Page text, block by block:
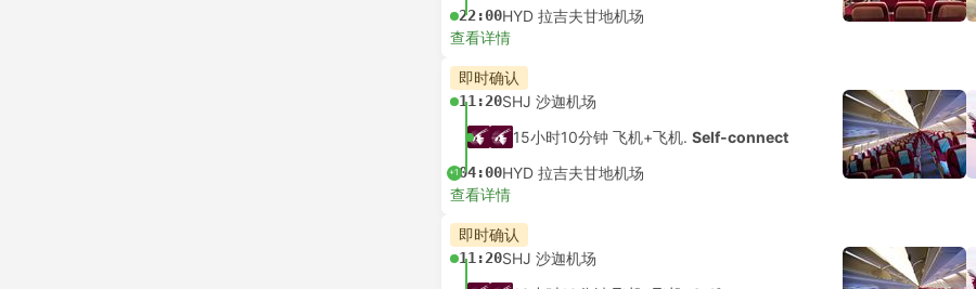
22:00HYD 拉吉夫甘地机场
查看详情
即时确认
11:20SHJ 沙迦机场
15小时10分钟 飞机+飞机. Self-connect
+104:00HYD 拉吉夫甘地机场
查看详情
即时确认
11:20SHJ 沙迦机场